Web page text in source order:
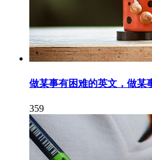
做某事有困难的英文，做某
359